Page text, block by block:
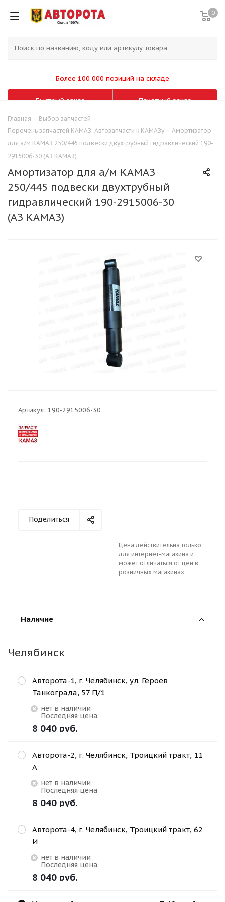
0
Более 100 000 позиций на складе
Быстрый заказ Пакетный заказ
Главная - Выбор запчастей -
Перечень запчастей КАМАЗ. Автозапчасти к КАМАЗу - Амортизатор
для а/м КАМАЗ 250/445 подвески двухтрубный гидравлический 190-
2915006-30 (АЗ КАМАЗ)
Амортизатор для а/м КАМАЗ
250/445 подвески двухтрубный
гидравлический 190-2915006-30
(АЗ КАМАЗ)
Артикул: 190-2915006-30
Поделиться
Цена действительна только
для интернет-магазина и
может отличаться от цен в
розничных магазинах
Наличие
Челябинск
Авторота-1, г. Челябинск, ул. Героев
Танкограда, 57 П/1
Нет в наличии
Последняя цена
8 040 руб.
Авторота-2, г. Челябинск, Троицкий тракт, 11
А
Нет в наличии
Последняя цена
8 040 руб.
Авторота-4, г. Челябинск, Троицкий тракт, 62
И
Нет в наличии
Последняя цена
8 040 руб.